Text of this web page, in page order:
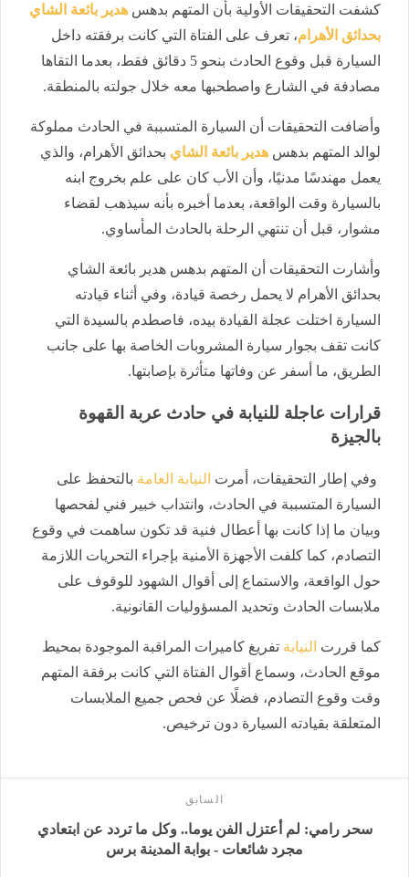
كشفت التحقيقات الأولية بأن المتهم بدهس هدير بائعة الشاي
بحدائق الأهرام، تعرف على الفتاة التي كانت برفقته داخل
السيارة قبل وقوع الحادث بنحو 5 دقائق فقط، بعدما التقاها
مصادفة في الشارع واصطحبها معه خلال جولته بالمنطقة.
وأضافت التحقيقات أن السيارة المتسببة في الحادث مملوكة
لوالد المتهم بدهس هدير بائعة الشاي بحدائق الأهرام، والذي
يعمل مهندسًا مدنيًا، وأن الأب كان على علم بخروج ابنه
بالسيارة وقت الواقعة، بعدما أخبره بأنه سيذهب لقضاء
مشوار، قبل أن تنتهي الرحلة بالحادث المأساوي.
وأشارت التحقيقات أن المتهم بدهس هدير بائعة الشاي
بحدائق الأهرام لا يحمل رخصة قيادة، وفي أثناء قيادته
السيارة اختلت عجلة القيادة بيده، فاصطدم بالسيدة التي
كانت تقف بجوار سيارة المشروبات الخاصة بها على جانب
الطريق، ما أسفر عن وفاتها متأثرة بإصابتها.
قرارات عاجلة للنيابة في حادث عربة القهوة
بالجيزة
وفي إطار التحقيقات، أمرت النيابة العامة بالتحفظ على
السيارة المتسببة في الحادث، وانتداب خبير فني لفحصها
وبيان ما إذا كانت بها أعطال فنية قد تكون ساهمت في وقوع
التصادم، كما كلفت الأجهزة الأمنية بإجراء التحريات اللازمة
حول الواقعة، والاستماع إلى أقوال الشهود للوقوف على
ملابسات الحادث وتحديد المسؤوليات القانونية.
كما قررت النيابة تفريغ كاميرات المراقبة الموجودة بمحيط
موقع الحادث، وسماع أقوال الفتاة التي كانت برفقة المتهم
وقت وقوع التصادم، فضلًا عن فحص جميع الملابسات
المتعلقة بقيادته السيارة دون ترخيص.
السابق
سحر رامي: لم أعتزل الفن يوما.. وكل ما تردد عن ابتعادي
مجرد شائعات - بوابة المدينة برس